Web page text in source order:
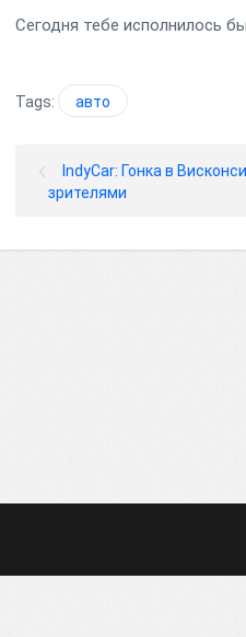
Сегодня тебе исполнилось
Tags: авто
IndyCar: Гонка в
зрителями